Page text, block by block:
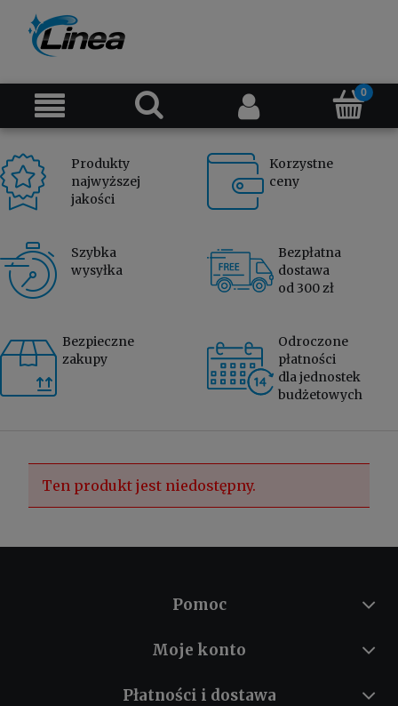
Produkty
najwyższej
jakości
Korzystne
ceny
Szybka
wysyłka
Bezpłatna
dostawa
od 300 zł
Bezpieczne
zakupy
Odroczone
płatności
dla jednostek
budżetowych
Ten produkt jest niedostępny.
Pomoc
Moje konto
Płatności i dostawa